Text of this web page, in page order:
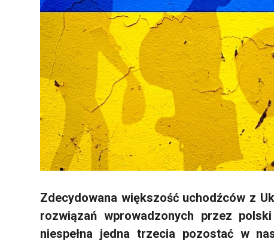
Zdecydowana większość uchodźców z
rozwiązań wprowadzonych przez
niespełna jedna trzecia pozostać w